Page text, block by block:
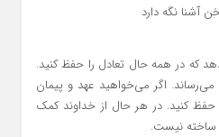
آشنا نگه دارد
که در همه حال تعادل را حفظ کنید.
می‌رساند. اگر می‌خواهید عهد و پیمان
کنید. در هر حال از خداوند کمک
ساخته نیست.